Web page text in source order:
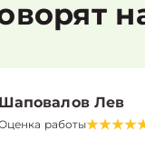
Шаповалов Лев
работы